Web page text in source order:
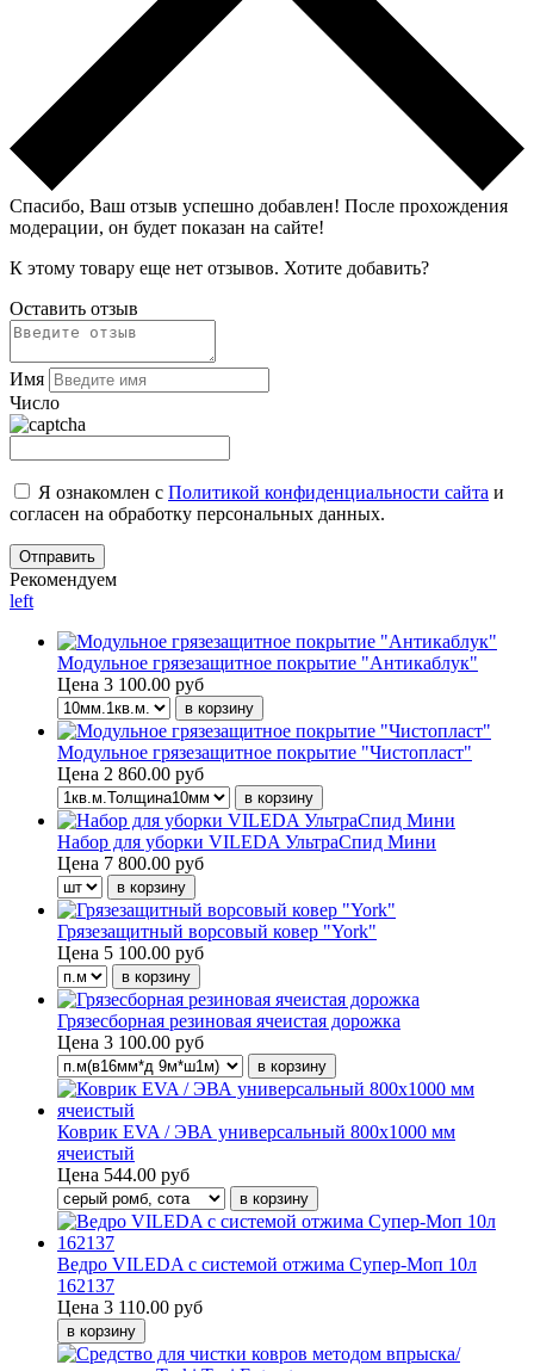
Спасибо, Ваш отзыв успешно добавлен! После прохождения
модерации, он будет показан на сайте!
К этому товару еще нет отзывов. Хотите добавить?
Оставить отзыв
Имя
Число
Я ознакомлен с Политикой конфиденциальности сайта и
согласен на обработку персональных данных.
Рекомендуем
left
Модульное грязезащитное покрытие "Антикаблук"
Цена 3 100.00 руб
Модульное грязезащитное покрытие "Чистопласт"
Цена 2 860.00 руб
Набор для уборки VILEDA УльтраСпид Мини
Цена 7 800.00 руб
Грязезащитный ворсовый ковер "York"
Цена 5 100.00 руб
Грязесборная резиновая ячеистая дорожка
Цена 3 100.00 руб
Коврик EVA / ЭВА универсальный 800х1000 мм
ячеистый
Цена 544.00 руб
Ведро VILEDA с системой отжима Супер-Моп 10л
162137
Цена 3 110.00 руб